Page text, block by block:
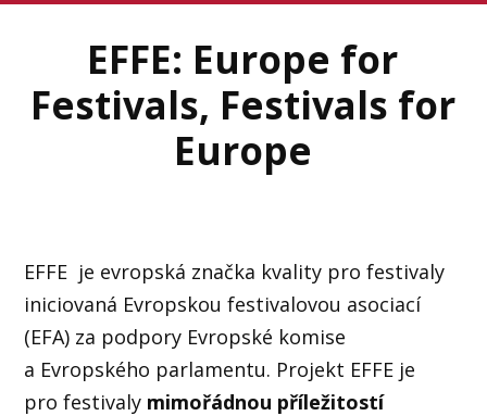
EFFE: Europe for
Festivals, Festivals for
Europe
EFFE je evropská značka kvality pro festivaly
iniciovaná Evropskou festivalovou asociací
(EFA) za podpory Evropské komise
a Evropského parlamentu. Projekt EFFE je
pro festivaly mimořádnou příležitostí